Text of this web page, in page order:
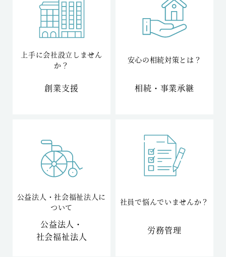
上手に会社設立しません
か？
創業支援
安心の相続対策とは？
相続・事業承継
公益法人・社会福祉法人に
ついて
公益法人・
社会福祉法人
社員で悩んでいませんか？
労務管理